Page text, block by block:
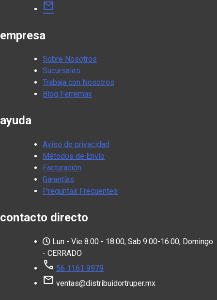
mail
empresa
Sobre Nosotros
Sucursales
Trabaja con Nosotros
Blog Ferremax
ayuda
Aviso de privacidad
Métodos de Envío
Facturación
Garantías
Preguntas Frecuentes
contacto directo
Lun - Vie 8:00 - 18:00, Sab 9:00-16:00, Domingo
- CERRADO
call 56 1161 9979
mail ventas@distribuidortruper.mx